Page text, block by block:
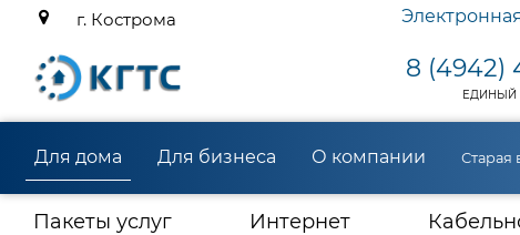
г. Кострома
8 (4942)
ЕДИНЫЙ
Для дома Для бизнеса О компании Старая
Пакеты услуг Интернет(current)